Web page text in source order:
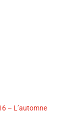
– L’automne